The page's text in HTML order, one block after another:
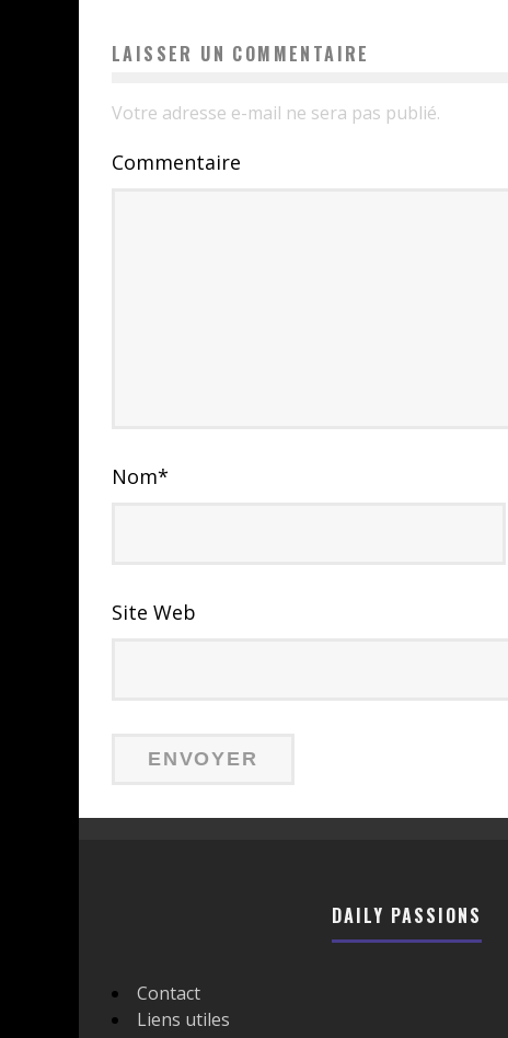
LAISSER UN COMMENTAIRE
Votre adresse e-mail ne sera pas publié.
Commentaire
Nom*
Site Web
DAILY PASSIONS
Contact
Liens utiles